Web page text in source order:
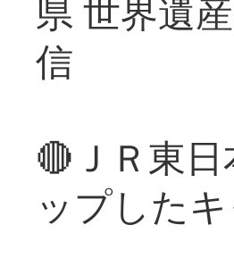
県 世界遺
信
🔴ＪＲ東
ップした